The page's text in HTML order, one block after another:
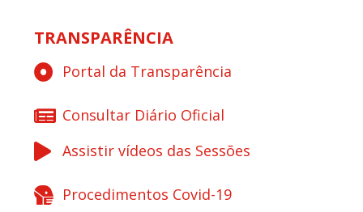
TRANSPARÊNCIA
Portal da Transparência
Consultar Diário Oficial
Assistir vídeos das Sessões
Procedimentos Covid-19